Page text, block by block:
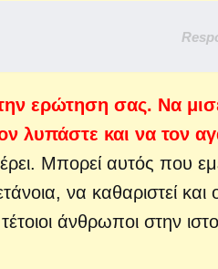
ερώτηση σας. Να
λυπάστε και να τον
Μπορεί αυτός που
να καθαριστεί
άνθρωποι στην